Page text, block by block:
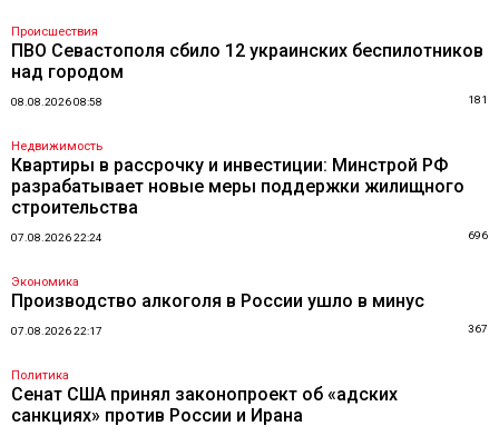
Происшествия
ПВО Севастополя сбило 12 украинских беспилотников
над городом
08.08.2026 08:58 181
Недвижимость
Квартиры в рассрочку и инвестиции: Минстрой РФ
разрабатывает новые меры поддержки жилищного
строительства
07.08.2026 22:24 696
Экономика
Производство алкоголя в России ушло в минус
07.08.2026 22:17 367
Политика
Сенат США принял законопроект об «адских
санкциях» против России и Ирана